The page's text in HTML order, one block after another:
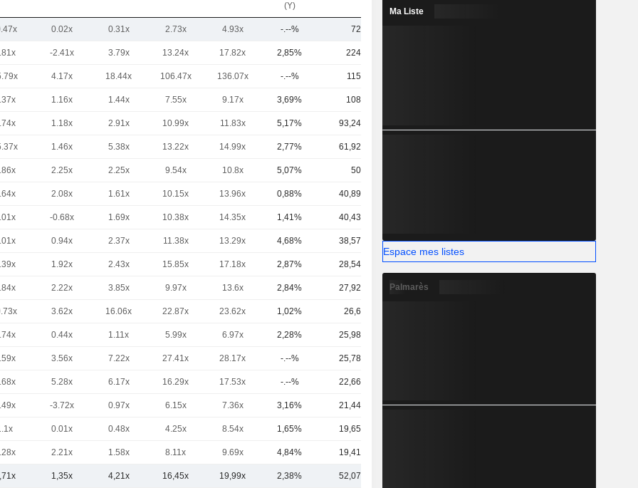
(Y)
0.02x 0.31x 2.73x 4.93x -.--% 724 M
-2.41x 3.79x 13.24x 17.82x 2,85% 224 Md
4.17x 18.44x 106.47x 136.07x -.--% 115 Md
1.16x 1.44x 7.55x 9.17x 3,69% 108 Md
1.18x 2.91x 10.99x 11.83x 5,17% 93,24 Md
1.46x 5.38x 13.22x 14.99x 2,77% 61,92 Md
2.25x 2.25x 9.54x 10.8x 5,07% 50 Md
2.08x 1.61x 10.15x 13.96x 0,88% 40,89 Md
-0.68x 1.69x 10.38x 14.35x 1,41% 40,43 Md
0.94x 2.37x 11.38x 13.29x 4,68% 38,57 Md
1.92x 2.43x 15.85x 17.18x 2,87% 28,54 Md
2.22x 3.85x 9.97x 13.6x 2,84% 27,92 Md
3.62x 16.06x 22.87x 23.62x 1,02% 26,6 Md
0.44x 1.11x 5.99x 6.97x 2,28% 25,98 Md
3.56x 7.22x 27.41x 28.17x -.--% 25,78 Md
5.28x 6.17x 16.29x 17.53x -.--% 22,66 Md
-3.72x 0.97x 6.15x 7.36x 3,16% 21,44 Md
0.01x 0.48x 4.25x 8.54x 1,65% 19,65 Md
2.21x 1.58x 8.11x 9.69x 4,84% 19,41 Md
1,35x 4,21x 16,45x 19,99x 2,38% 52,07 Md
Ma Liste
Espace mes listes
Palmarès